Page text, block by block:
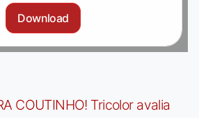
Download
COUTINHO! Tricolor avalia